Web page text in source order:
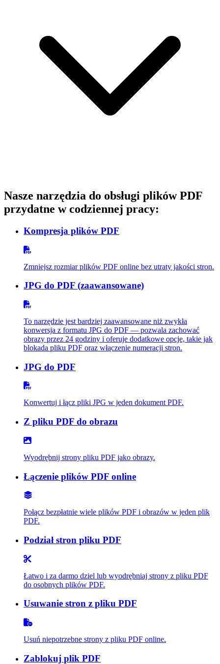
Nasze narzędzia do obsługi plików PDF
przydatne w codziennej pracy:
Kompresja plików PDF
Zmniejsz rozmiar plików PDF online bez utraty jakości stron.
JPG do PDF (zaawansowane)
To narzędzie jest bardziej zaawansowane niż zwykła
konwersja z formatu JPG do PDF — pozwala zachować
obrazy przez 24 godziny i oferuje dodatkowe opcje, takie jak
blokada pliku PDF oraz włączenie numeracji stron.
JPG do PDF
Konwertuj i łącz pliki JPG w jeden dokument PDF.
Z pliku PDF do obrazu
Wyodrębnij strony pliku PDF jako obrazy.
Łączenie plików PDF online
Połącz bezpłatnie wiele plików PDF i obrazów w jeden plik
PDF.
Podział stron pliku PDF
Łatwo i za darmo dziel lub wyodrębniaj strony z pliku PDF
do osobnych plików PDF.
Usuwanie stron z pliku PDF
Usuń niepotrzebne strony z pliku PDF online.
Zablokuj plik PDF